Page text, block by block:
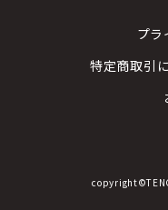
プラ
特定商取引